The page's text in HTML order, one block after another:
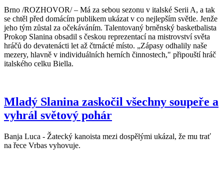
Brno /ROZHOVOR/ – Má za sebou sezonu v italské Serii A, a tak
se chtěl před domácím publikem ukázat v co nejlepším světle. Jenže
jeho tým zůstal za očekáváním. Talentovaný brněnský basketbalista
Prokop Slanina obsadil s českou reprezentací na mistrovství světa
hráčů do devatenácti let až čtrnácté místo. „Zápasy odhalily naše
mezery, hlavně v individuálních herních činnostech," připouští hráč
italského celku Biella.
Mladý Slanina zaskočil všechny soupeře a
vyhrál světový pohár
Banja Luca - Žatecký kanoista mezi dospělými ukázal, že mu trať
na řece Vrbas vyhovuje.